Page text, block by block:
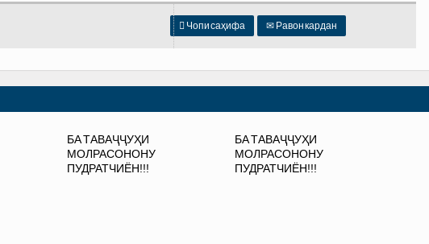
 Чопи саҳифа ✉ Равон кардан
БА ТАВАҶҶУҲИ
МОЛРАСОНОНУ
ПУДРАТЧИЁН!!!
БА ТАВАҶҶУҲИ
МОЛРАСОНОНУ
ПУДРАТЧИЁН!!!